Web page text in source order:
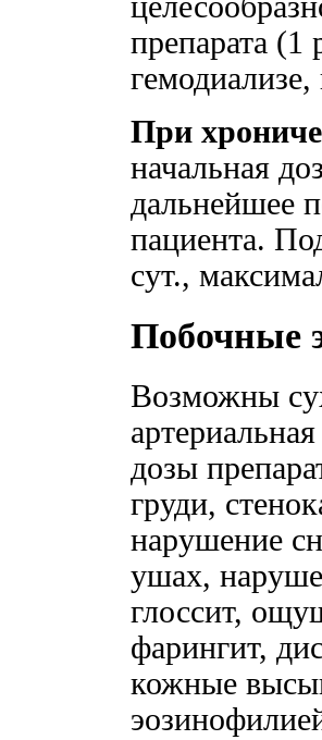
препарата
При
начальная
дальнейшее
пациента.
сут.,
Побочные
Возможны
дозы
груди,
нарушение
ушах,
глоссит,
фарингит,
кожные